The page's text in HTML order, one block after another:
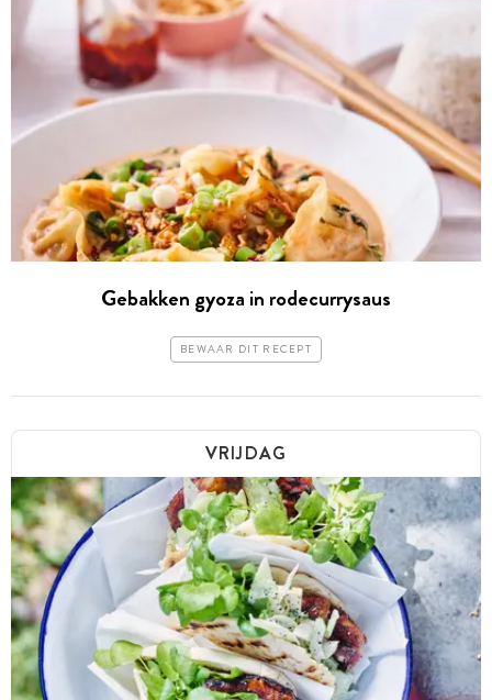
Gebakken gyoza in rodecurrysaus
BEWAAR DIT RECEPT
VRIJDAG